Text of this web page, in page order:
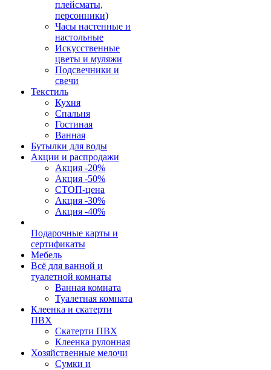
плейсматы,
персонники)
Часы настенные и
настольные
Искусственные
цветы и муляжи
Подсвечники и
свечи
Текстиль
Кухня
Спальня
Гостиная
Ванная
Бутылки для воды
Акции и распродажи
Акция -20%
Акция -50%
СТОП-цена
Акция -30%
Акция -40%
Подарочные карты и
сертификаты
Мебель
Всё для ванной и
туалетной комнаты
Ванная комната
Туалетная комната
Клеенка и скатерти
ПВХ
Скатерти ПВХ
Клеенка рулонная
Хозяйственные мелочи
Сумки и